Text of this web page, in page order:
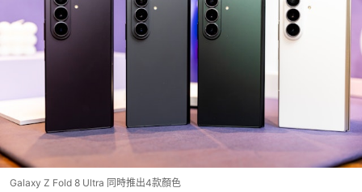
Galaxy Z Fold 8 Ultra 同時推出4款顏色